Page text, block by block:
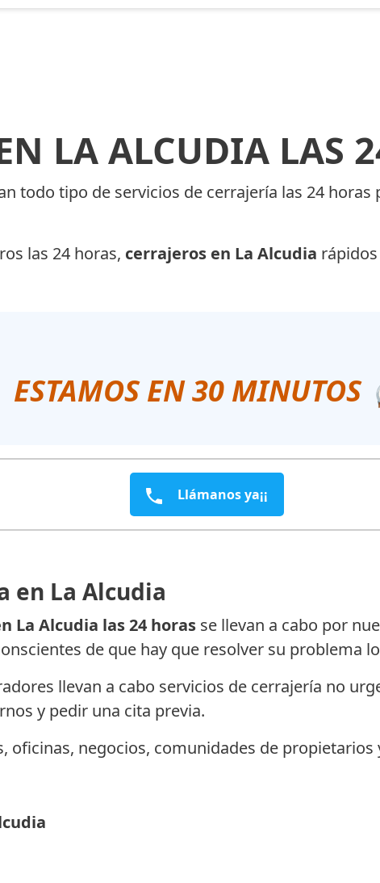
LA ALCUDIA LAS
todo tipo de servicios de cerrajería las 24
las 24 horas, cerrajeros en La Alcudia
ESTAMOS EN 30 MINUTOS
Llámanos ya¡¡
en La Alcudia
La Alcudia las 24 horas se llevan a cabo por
de que hay que resolver su problema
llevan a cabo servicios de cerrajería no
y pedir una cita previa.
oficinas, negocios, comunidades de propietarios